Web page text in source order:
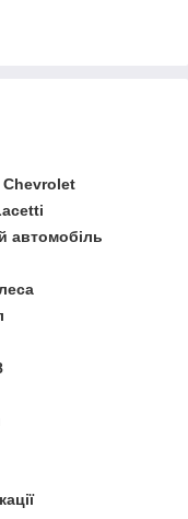
Chevrolet
автомобіль